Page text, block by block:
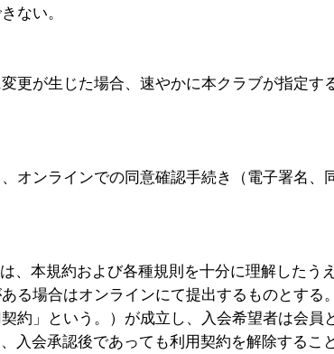
ない。
更が生じた場合、速やかに本クラブが指定
オンラインでの同意確認手続き（電子署名
、本規約および各種規則を十分に理解した
る場合はオンラインにて提出するものとす
」という。）が成立し、入会希望者は会員
会承認後であっても利用契約を解除するこ